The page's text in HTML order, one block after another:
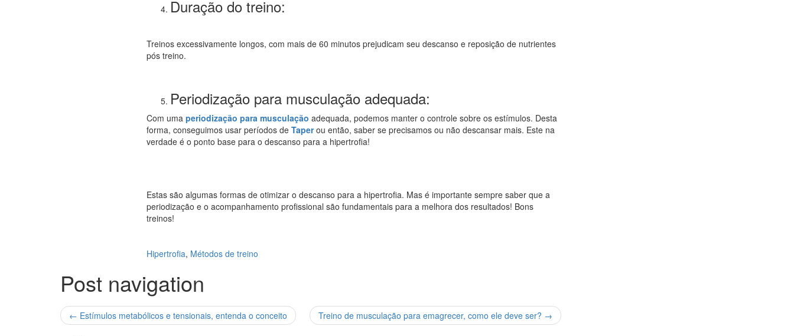
Duração do treino:
Treinos excessivamente longos, com mais de 60 minutos prejudicam seu descanso e reposição de nutrientes
pós treino.
Periodização para musculação adequada:
Com umaperiodização para musculação adequada, podemos manter o controle sobre os estímulos. Desta
forma, conseguimos usar períodos deTaperou então, saber se precisamos ou não descansar mais. Este na
verdade é o ponto base para o descanso para a hipertrofia!
Estas são algumas formas de otimizar o descanso para a hipertrofia. Mas é importante sempre saber que a
periodização e o acompanhamento profissional são fundamentais para a melhora dos resultados! Bons
treinos!
Hipertrofia, Métodos de treino
Post navigation
← Estímulos metabólicos e tensionais, entenda o conceito Treino de musculação para emagrecer, como ele deve ser? →